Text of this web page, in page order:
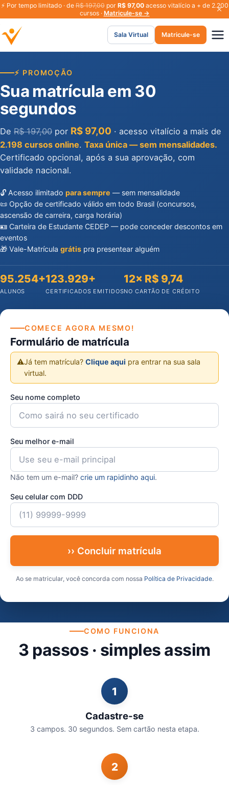
⚡ Por tempo limitado · deR$ 197,00por R$ 97,00acesso vitalício a + de 2.200
cursos · Matricule-se →
Sala Virtual Matricule-se
⚡ PROMOÇÃO
Sua matrícula em 30
segundos
De R$ 197,00 por R$ 97,00 · acesso vitalício a mais de
2.198 cursos online. Taxa única — sem mensalidades.
Certificado opcional, após a sua aprovação, com
validade nacional.
🔓 Acesso ilimitado para sempre — sem mensalidade
📜 Opção de certificado válido em todo Brasil (concursos,
ascensão de carreira, carga horária)
🪪 Carteira de Estudante CEDEP — pode conceder descontos em
eventos
🎁 Vale-Matrícula grátis pra presentear alguém
95.254+
ALUNOS
123.929+
CERTIFICADOS EMITIDOS
12× R$ 9,74
NO CARTÃO DE CRÉDITO
COMECE AGORA MESMO!
Formulário de matrícula
⚠️Já tem matrícula? Clique aqui pra entrar na sua sala
virtual.
Seu nome completo
Seu melhor e-mail
Não tem um e-mail? crie um rapidinho aqui.
Seu celular com DDD
›› Concluir matrícula
Ao se matricular, você concorda com nossa Política de Privacidade.
COMO FUNCIONA
3 passos · simples assim
1
Cadastre-se
3 campos. 30 segundos. Sem cartão nesta etapa.
2